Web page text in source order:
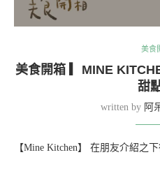
美食
美食開箱 ▎MINE
甜
written by 阿
【Mine Kitchen】 在朋友介紹之